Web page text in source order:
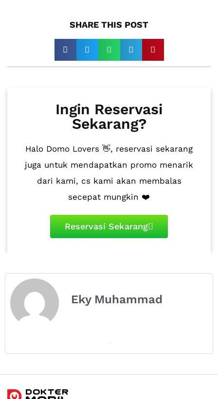
SHARE THIS POST​
Ingin Reservasi
Sekarang?
Halo Domo Lovers 👋, reservasi sekarang
juga untuk mendapatkan promo menarik
dari kami, cs kami akan membalas
secepat mungkin ❤️
Reservasi Sekarang
Eky Muhammad